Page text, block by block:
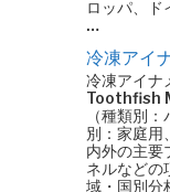
ロッパ、ド
…
冷凍アイ
冷凍アイ
Toothfish
（種類別
別：家庭用
内外の主要
ネルなどの
域・国別分